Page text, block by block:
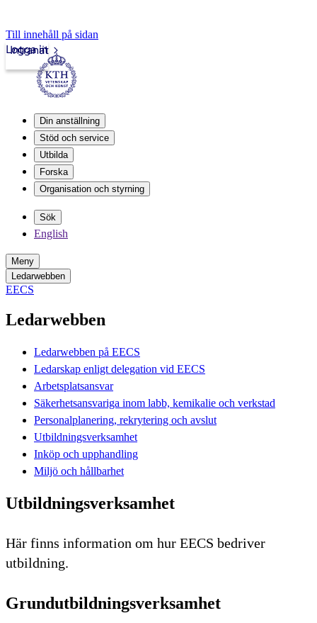
Till innehåll på sidan
Intranät
Logga in
Din anställning
Stöd och service
Utbilda
Forska
Organisation och styrning
Sök
English
Meny
Ledarwebben
EECS
Ledarwebben
Ledarwebben på EECS
Ledarskap enligt delegation vid EECS
Arbetsplatsansvar
Säkerhetsansvariga inom labb, kemikalie och verkstad
Personalplanering, rekrytering och avslut
Utbildningsverksamhet
Inköp och upphandling
Miljö och hållbarhet
Utbildningsverksamhet
Här finns information om hur EECS bedriver
utbildning.
Grundutbildningsverksamhet